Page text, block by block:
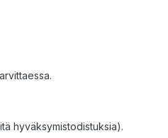
hyväksymistodistuksia).